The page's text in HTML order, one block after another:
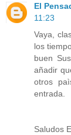
El
11:23
Vaya,
los
buen
añadir
otros
entrada.
Saludos